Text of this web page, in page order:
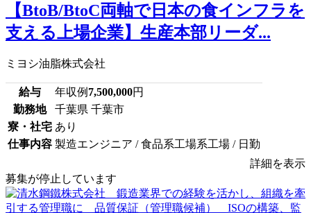
【BtoB/BtoC両軸で日本の食インフラを
支える上場企業】生産本部リーダ...
ミヨシ油脂株式会社
給与 年収例 7,500,000円
勤務地
千葉県 千葉市
寮・社宅 あり
仕事内容 製造エンジニア / 食品系工場系工場 / 日勤
詳細を表示
募集が停止しています